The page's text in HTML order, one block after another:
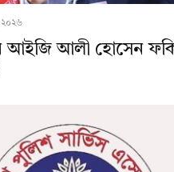
২০২৬
আইজি আলী হোসেন